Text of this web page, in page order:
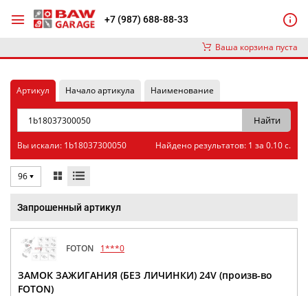
+7 (987) 688-88-33
Ваша корзина пуста
Артикул Начало артикула Наименование
Вы искали: 1b18037300050 Найдено результатов: 1 за 0.10 с.
96
Запрошенный артикул
FOTON 1***0
ЗАМОК ЗАЖИГАНИЯ (БЕЗ ЛИЧИНКИ) 24V (произв-во
FOTON)